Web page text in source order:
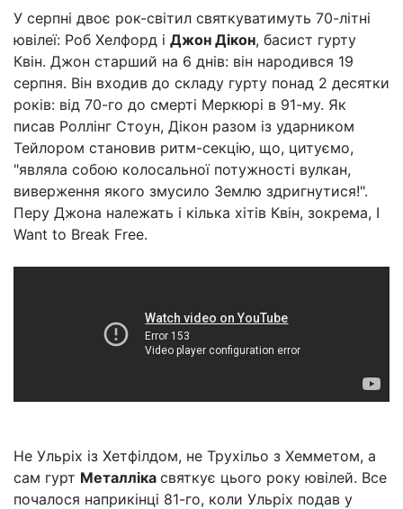
У серпні двоє рок-світил святкуватимуть 70-літні
ювілеї: Роб Хелфорд і Джон Дікон, басист гурту
Квін. Джон старший на 6 днів: він народився 19
серпня. Він входив до складу гурту понад 2 десятки
років: від 70-го до смерті Меркюрі в 91-му. Як
писав Роллінг Стоун, Дікон разом із ударником
Тейлором становив ритм-секцію, що, цитуємо,
"являла собою колосальної потужності вулкан,
виверження якого змусило Землю здригнутися!".
Перу Джона належать і кілька хітів Квін, зокрема, I
Want to Break Free.
Не Ульріх із Хетфілдом, не Трухільо з Хемметом, а
сам гурт Металліка святкує цього року ювілей. Все
почалося наприкінці 81-го, коли Ульріх подав у